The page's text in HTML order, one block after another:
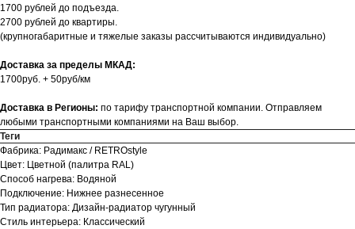
1700 рублей до подъезда.
2700 рублей до квартиры.
(крупногабаритные и тяжелые заказы рассчитываются индивидуально)
Доставка за пределы МКАД:
1700руб. + 50руб/км
Доставка в Регионы: по тарифу транспортной компании. Отправляем
любыми транспортными компаниями на Ваш выбор.
Теги
Фабрика: Радимакс / RETROstyle
Цвет: Цветной (палитра RAL)
Способ нагрева: Водяной
Подключение: Нижнее разнесенное
Тип радиатора: Дизайн-радиатор чугунный
Стиль интерьера: Классический